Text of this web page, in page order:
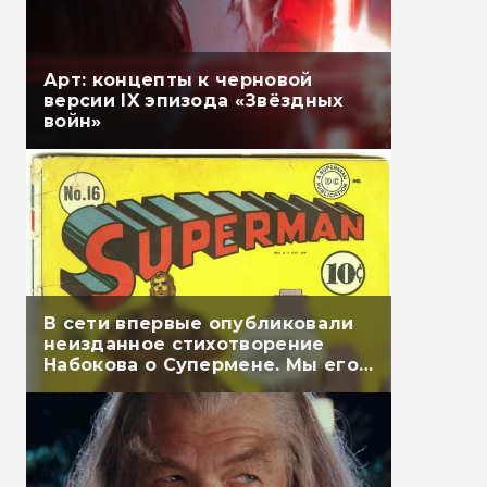
Арт: концепты к черновой
версии IX эпизода «Звёздных
войн»
В сети впервые опубликовали
неизданное стихотворение
Набокова о Супермене. Мы его
перевели